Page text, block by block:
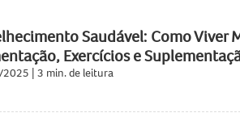
Saudável: Como Viver
Exercícios e
| 3 min. de leitura